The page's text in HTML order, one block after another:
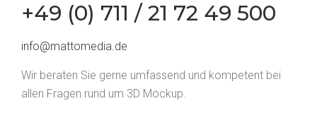
+49 (0) 711 / 21 72 49 500
info@mattomedia.de
Wir beraten Sie gerne umfassend und kompetent bei
allen Fragen rund um 3D Mockup.